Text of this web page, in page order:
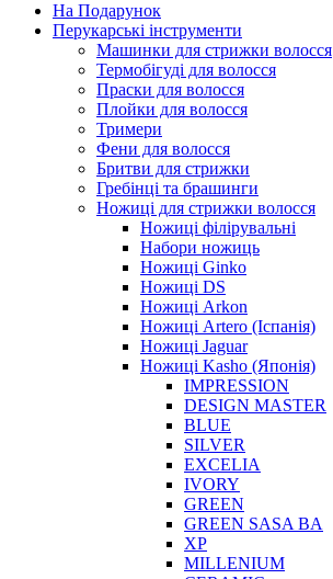
На Подарунок
Перукарські інструменти
Машинки для стрижки волосся
Термобігуді для волосся
Праски для волосся
Плойки для волосся
Тримери
Фени для волосся
Бритви для стрижки
Гребінці та брашинги
Ножиці для стрижки волосся
Ножиці філірувальні
Набори ножиць
Ножиці Ginko
Ножиці DS
Ножиці Arkon
Ножиці Artero (Іспанія)
Ножиці Jaguar
Ножиці Kasho (Японія)
IMPRESSION
DESIGN MASTER
BLUE
SILVER
EXCELIA
IVORY
GREEN
GREEN SASA BA
XP
MILLENIUM